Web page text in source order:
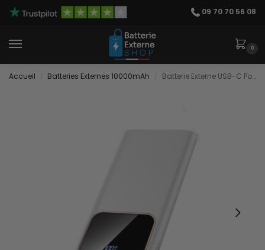
09 70 70 56 08
0
Accueil Batteries Externes 10000mAh Batterie Externe USB-C Power Delivery